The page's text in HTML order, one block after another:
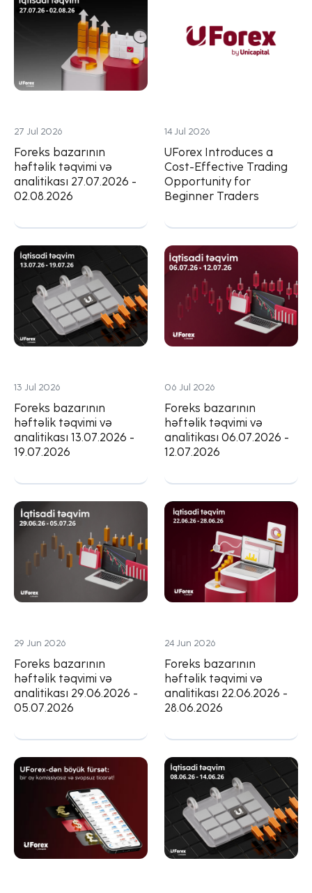
27 Jul 2026
Foreks bazarının
həftəlik təqvimi və
analitikası 27.07.2026 -
02.08.2026
14 Jul 2026
UForex Introduces a
Cost-Effective Trading
Opportunity for
Beginner Traders
13 Jul 2026
Foreks bazarının
həftəlik təqvimi və
analitikası 13.07.2026 -
19.07.2026
06 Jul 2026
Foreks bazarının
həftəlik təqvimi və
analitikası 06.07.2026 -
12.07.2026
29 Jun 2026
Foreks bazarının
həftəlik təqvimi və
analitikası 29.06.2026 -
05.07.2026
24 Jun 2026
Foreks bazarının
həftəlik təqvimi və
analitikası 22.06.2026 -
28.06.2026